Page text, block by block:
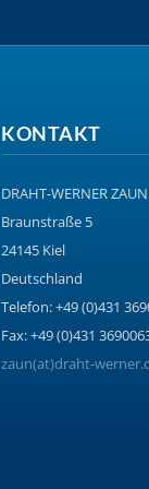
KONTAKT
DRAHT-WERNER
Braunstraße 5
24145 Kiel
Deutschland
Telefon: +49 (0)431
Fax: +49 (0)431
zaun(at)draht-